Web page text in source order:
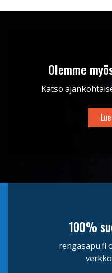
Olemme
Katso
100%
rengasapu.fi